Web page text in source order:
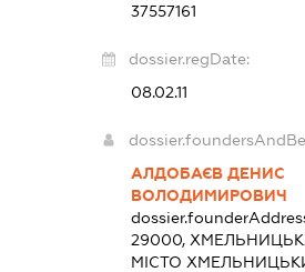
37557161
dossier.regDate:
08.02.11
АЛДОБАЄВ ДЕНИС
ВОЛОДИМИРОВИЧ
29000,
МІСТО